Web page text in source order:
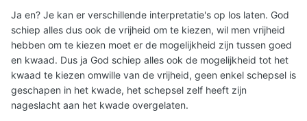
Ja en? Je kan er verschillende interpretatie's op los laten. God
schiep alles dus ook de vrijheid om te kiezen, wil men vrijheid
hebben om te kiezen moet er de mogelijkheid zijn tussen goed
en kwaad. Dus ja God schiep alles ook de mogelijkheid tot het
kwaad te kiezen omwille van de vrijheid, geen enkel schepsel is
geschapen in het kwade, het schepsel zelf heeft zijn
nageslacht aan het kwade overgelaten.